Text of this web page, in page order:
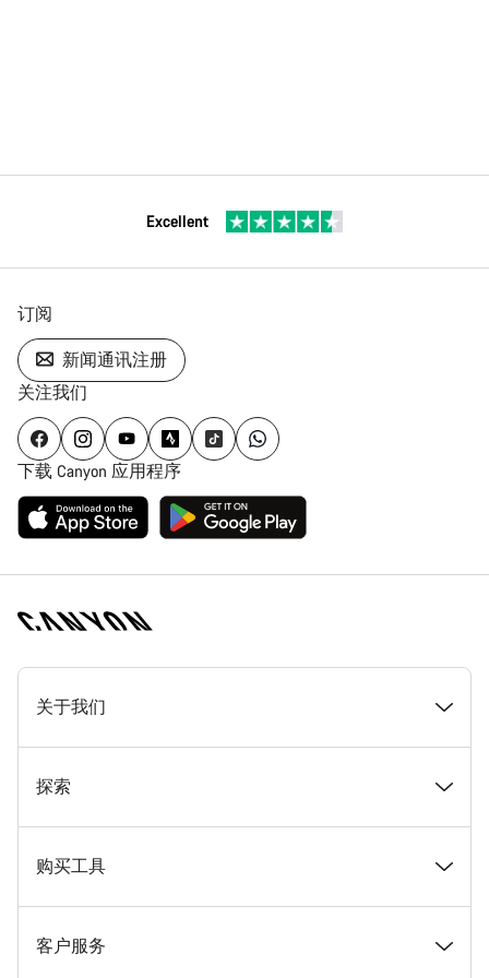
Excellent
订阅
新闻通讯注册
关注我们
下载 Canyon 应用程序
[footer.linksList.title]
关于我们
奖项
在 Canyon 工作
Canyon 新闻发布室
探索
新闻和故事
提示和建议
购买工具
找到您梦寐以求的 Canyon 自行车
客户服务